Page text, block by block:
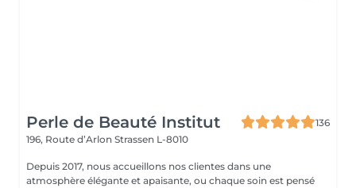
Perle de Beauté Institut
136
196, Route d’Arlon Strassen L-8010
Depuis 2017, nous accueillons nos clientes dans une
atmosphère élégante et apaisante, ou chaque soin est pensé